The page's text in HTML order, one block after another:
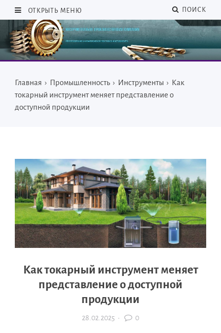
ОТКРЫТЬ МЕНЮ ПОИСК
Главная › Промышленность › Инструменты › Как
токарный инструмент меняет представление о
доступной продукции
Как токарный инструмент меняет
представление о доступной
продукции
28.02.2025 · 0